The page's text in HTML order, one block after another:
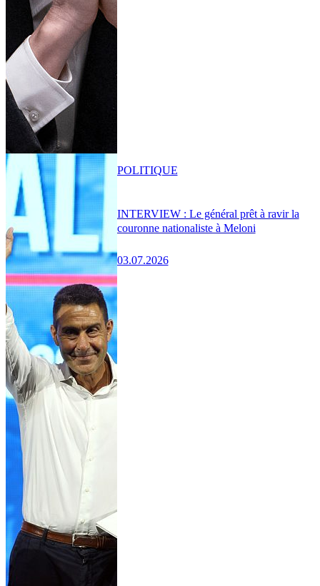
INTERVIEW : Le général prêt à ravir la
couronne nationaliste à Meloni
03.07.2026
POLITIQUE